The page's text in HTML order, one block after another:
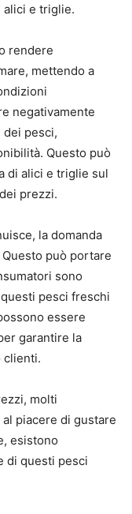
alici e triglie.
rendere
mettendo a
negativamente
pesci,
Questo può
di alici e triglie sul
prezzi.
la domanda
può portare
sono
pesci freschi
essere
garantire la
clienti.
molti
piacere di gustare
esistono
di questi pesci